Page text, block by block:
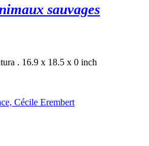
sauvages
. 16.9 x 18.5 x 0 inch